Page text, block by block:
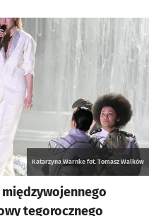
Katarzyna Warnke fot. Tomasz Walków
tegorocznego